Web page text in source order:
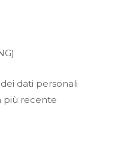
dati personali
più recente